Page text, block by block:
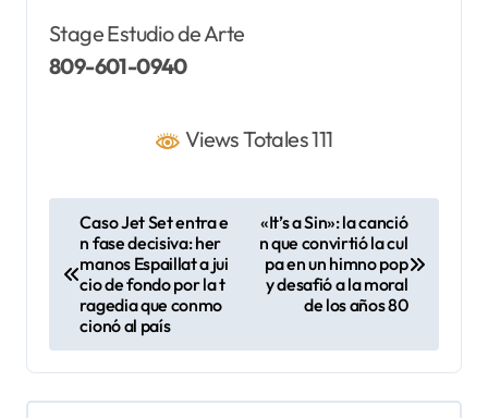
Stage Estudio de Arte
809-601-0940
Views Totales 111
g
a
Caso Jet Set entra e
n fase decisiva: her
manos Espaillat a jui
cio de fondo por la t
ragedia que conmo
cionó al país
«It’s a Sin»: la canció
n que convirtió la cul
pa en un himno pop
y desafió a la moral
de los años 80